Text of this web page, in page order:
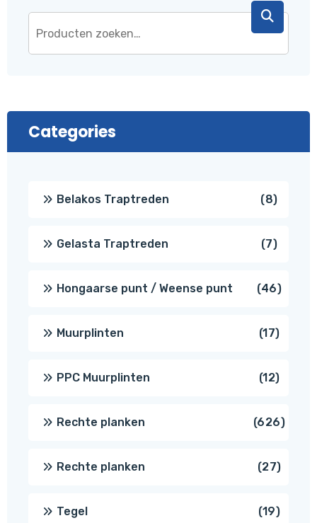
Categories
Belakos Traptreden 88
Gelasta Traptreden 77
Hongaarse punt / Weense punt 4646
Muurplinten 1717
PPC Muurplinten 1212
Rechte planken 626626
Rechte planken 2727
Tegel 1919